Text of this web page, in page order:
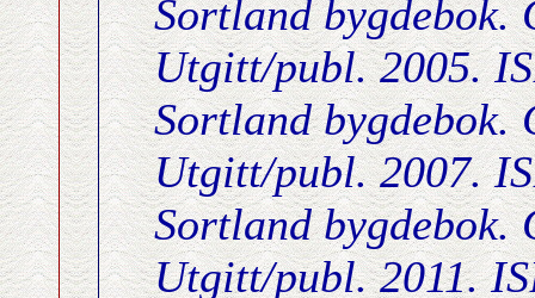
Sortland bygdebok.
Utgitt/publ. 2005.
Sortland bygdebok.
Utgitt/publ. 2007.
Sortland bygdebok.
Utgitt/publ. 2011.